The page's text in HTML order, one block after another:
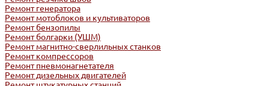
Ремонт генератора
Ремонт мотоблоков и культиваторов
Ремонт бензопилы
Ремонт болгарки (УШМ)
Ремонт магнитно-сверлильных станков
Ремонт компрессоров
Ремонт пневмонагнетателя
Ремонт дизельных двигателей